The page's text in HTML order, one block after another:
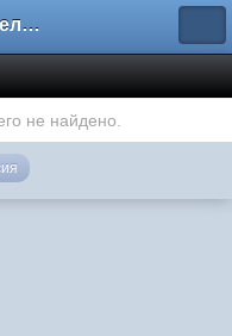
Форум владельцев интернет-магазинов
не найдено.